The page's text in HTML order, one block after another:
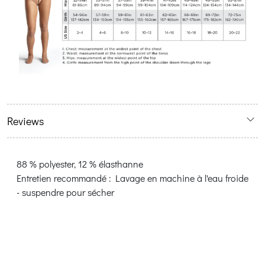
Reviews
88 % polyester, 12 % élasthanne
Entretien recommandé : Lavage en machine à l'eau froide
- suspendre pour sécher